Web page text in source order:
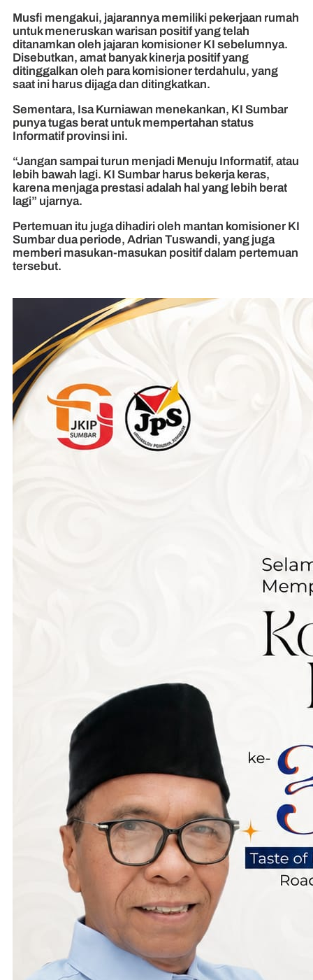
Musfi mengakui, jajarannya memiliki pekerjaan rumah
untuk meneruskan warisan positif yang telah
ditanamkan oleh jajaran komisioner KI sebelumnya.
Disebutkan, amat banyak kinerja positif yang
ditinggalkan oleh para komisioner terdahulu, yang
saat ini harus dijaga dan ditingkatkan.
Sementara, Isa Kurniawan menekankan, KI Sumbar
punya tugas berat untuk mempertahan status
Informatif provinsi ini.
“Jangan sampai turun menjadi Menuju Informatif, atau
lebih bawah lagi. KI Sumbar harus bekerja keras,
karena menjaga prestasi adalah hal yang lebih berat
lagi” ujarnya.
Pertemuan itu juga dihadiri oleh mantan komisioner KI
Sumbar dua periode, Adrian Tuswandi, yang juga
memberi masukan-masukan positif dalam pertemuan
tersebut.